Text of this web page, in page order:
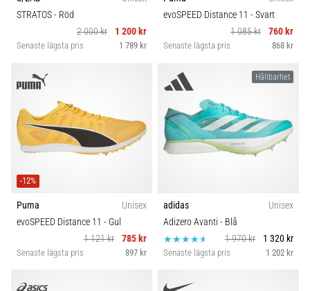
STRATOS- Röd
2 000 kr
1 200 kr
Senaste lägsta pris 1 789 kr
evoSPEED Distance 11 - Svart
1 085 kr
760 kr
Senaste lägsta pris 868 kr
-12%
Puma
Unisex
evoSPEED Distance 11 - Gul
1 121 kr
785 kr
Senaste lägsta pris 897 kr
Hållbarhet
adidas
Unisex
Adizero Avanti - Blå
1 970 kr
1 320 kr
Senaste lägsta pris 1 202 kr